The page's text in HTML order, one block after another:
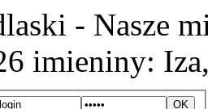
- Nasze
imieniny: